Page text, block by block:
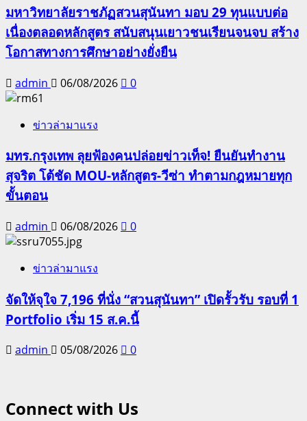
มหาวิทยาลัยราชภัฏสวนสุนันทา มอบ 29 ทุนแบบต่อ
เนื่องตลอดหลักสูตร สนับสนุนเยาวชนเรียนจนจบ สร้าง
โอกาสทางการศึกษาอย่างยั่งยืน
admin 06/08/2026 0
ข่าวล่ามาแรง
มทร.กรุงเทพ ลุยฟ้องคนปล่อยข่าวเท็จ! ยืนยันทำงาน
สุจริต โต้ชัด MOU-หลักสูตร-วีซ่า ทำตามกฎหมายทุก
ขั้นตอน
admin 06/08/2026 0
ข่าวล่ามาแรง
จัดให้จุใจ 7,196 ที่นั่ง “สวนสุนันทา” เปิดรั้วรับ รอบที่ 1
Portfolio เริ่ม 15 ส.ค.นี้
admin 05/08/2026 0
Connect with Us